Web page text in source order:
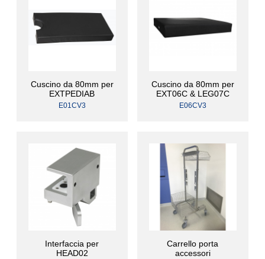
Cuscino da 80mm per
EXTPEDIAB
E01CV3
Cuscino da 80mm per
EXT06C & LEG07C
E06CV3
Interfaccia per
HEAD02
Carrello porta
accessori